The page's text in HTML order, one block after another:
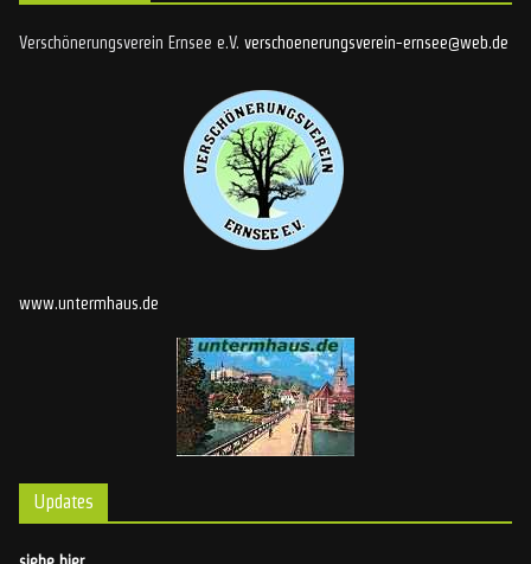
Verschönerungsverein Ernsee e.V. verschoenerungsverein-ernsee@web.de
www.untermhaus.de
Updates